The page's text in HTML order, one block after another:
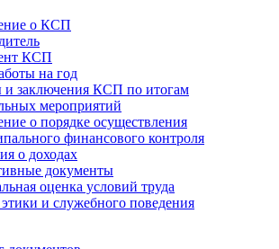
о КСП
КСП
на год
и заключения КСП по итогам
мероприятий
о порядке осуществления
финансового контроля
о доходах
документы
оценка условий труда
и служебного поведения